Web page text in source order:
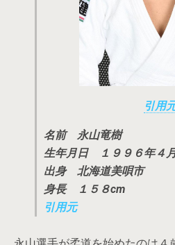
引用
名前 永山竜樹
生年月日 １９９６年４
出身 北海道美唄市
身長 １５８cm
引用元